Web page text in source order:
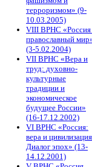
терроризмом» (9-
10.03.2005)
VIII ВРНС «Россия
православный
(3-5.02.2004)
VII ВРНС «Вера и
труд: духовно-
культурные
традиции и
экономическое
будущее России»
(16-17.12.2002)
VI ВРНС «Россия:
вера и
Диалог эпох» (13-
14.12.2001)